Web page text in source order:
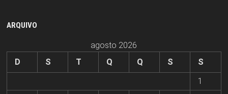
ARQUIVO
agosto 2026
D
S T Q Q S
S
1